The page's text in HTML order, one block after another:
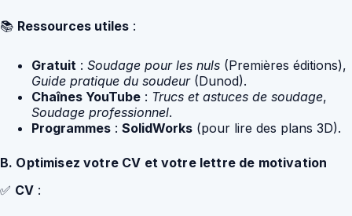
📚 Ressources utiles :
Gratuit : Soudage pour les nuls (Premières éditions),
Guide pratique du soudeur(Dunod).
Chaînes YouTube : Trucs et astuces de soudage,
Soudage professionnel.
Programmes : SolidWorks (pour lire des plans 3D).
B. Optimisez votre CV et votre lettre de motivation
✅ CV :